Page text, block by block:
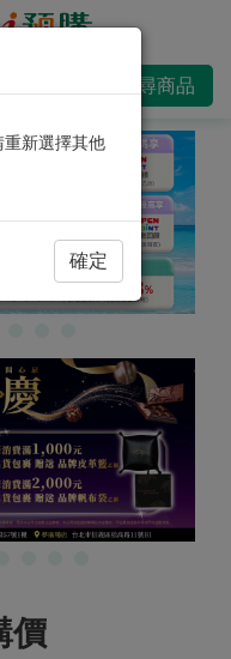
搜尋商品
新選擇其他
確定
價